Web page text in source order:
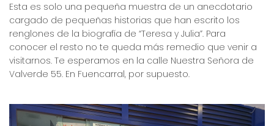
Esta es solo una pequeña muestra de un anecdotario
cargado de pequeñas historias que han escrito los
renglones de la biografía de “Teresa y Julia”. Para
conocer el resto no te queda más remedio que venir a
visitarnos. Te esperamos en la calle Nuestra Señora de
Valverde 55. En Fuencarral, por supuesto.